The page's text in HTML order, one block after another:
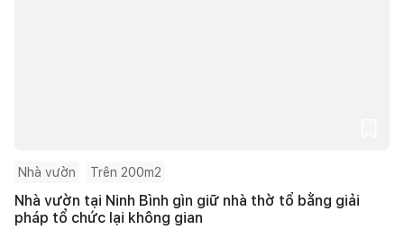
Nhà vườn Trên 200m2
Nhà vườn tại Ninh Bình gìn giữ nhà thờ tổ bằng giải
pháp tổ chức lại không gian